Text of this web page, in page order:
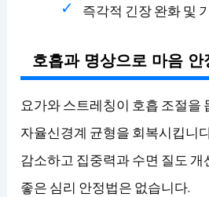
즉각적 긴장 완화 및
호흡과 명상으로 마음 안
요가와 스트레칭이 호흡 조절을
자율신경계 균형을 회복시킵니
감소하고 집중력과 수면 질도 개
좋은 심리 안정법은 없습니다.